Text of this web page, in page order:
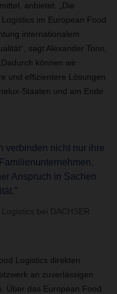
anbietet. „Die
im European Food
internationalem
sagt Alexander Tonn,
können wir
und effizientere Lösungen
Staaten und am Ende
verbinden nicht nur ihre
Anspruch in Sachen
bei DACHSER
Logistics direkten
an zuverlässigen
Über das European Food